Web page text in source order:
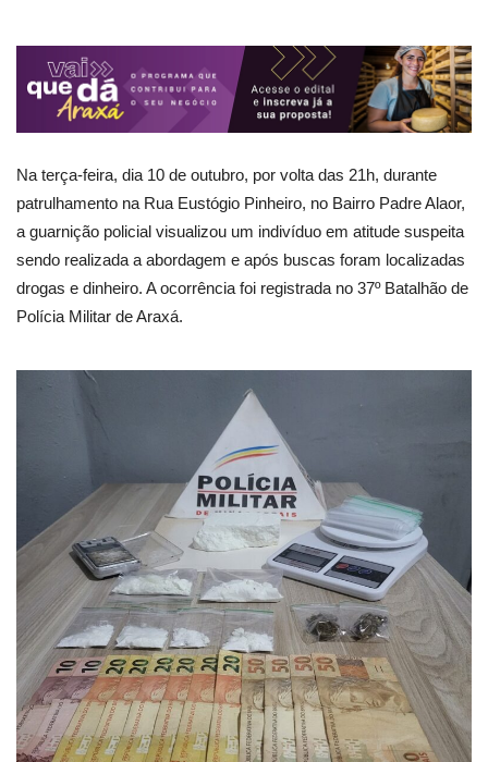
Na terça-feira, dia 10 de outubro, por volta das 21h, durante
patrulhamento na Rua Eustógio Pinheiro, no Bairro Padre Alaor,
a guarnição policial visualizou um indivíduo em atitude suspeita
sendo realizada a abordagem e após buscas foram localizadas
drogas e dinheiro. A ocorrência foi registrada no 37º Batalhão de
Polícia Militar de Araxá.